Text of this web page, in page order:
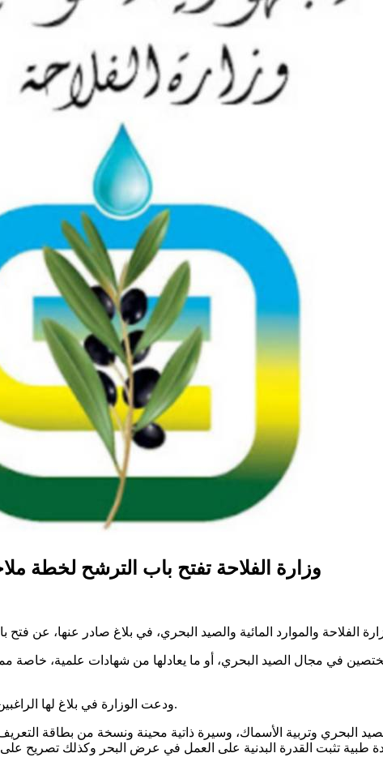
وزارة الفلاحة تفتح باب الترشح لخطة
في مجال الصيد البحري، أو ما يعادلها من شهادات علمية،
ودعت الوزارة في بلاغ لها الراغبين في المشاركة إلى تقديم ملفاتهم في أجل أقصاه يوم 15 مارس 2026.
البحري وتربية الأسماك، وسيرة ذاتية محينة ونسخة من بطاقة
طبية تثبت القدرة البدنية على العمل في عرض البحر وكذلك